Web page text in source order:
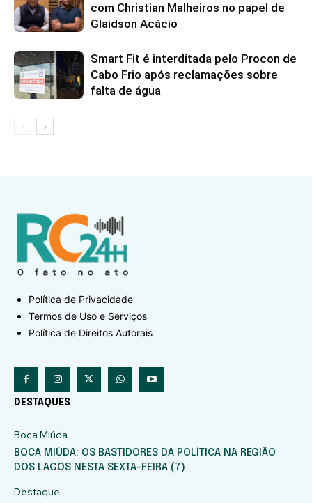
com Christian Malheiros no papel de
Glaidson Acácio
Smart Fit é interditada pelo Procon de
Cabo Frio após reclamações sobre
falta de água
Política de Privacidade
Termos de Uso e Serviços
Política de Direitos Autorais
DESTAQUES
Boca Miúda
BOCA MIÚDA: OS BASTIDORES DA POLÍTICA NA REGIÃO
DOS LAGOS NESTA SEXTA-FEIRA (7)
Destaque